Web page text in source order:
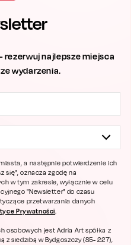
rezerwuj najlepsze miejsca
wydarzenia.
a następnie potwierdzenie ich
się", oznacza zgodę na
w tym zakresie, wyłącznie w celu
"Newsletter" do czasu
przetwarzania danych
Prywatności.
osobowych jest Adria Art spółka z
z siedzibą w Bydgoszczy (85- 227),